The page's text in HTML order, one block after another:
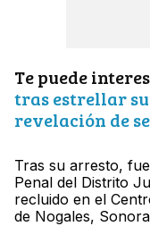
Te puede
tras estrellar
revelación de
Tras su arresto,
Penal del Distrito
recluido en el
de Nogales,